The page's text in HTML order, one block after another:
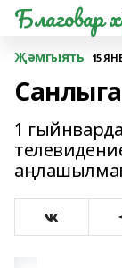
Благовар
Җәмгыять 15
1